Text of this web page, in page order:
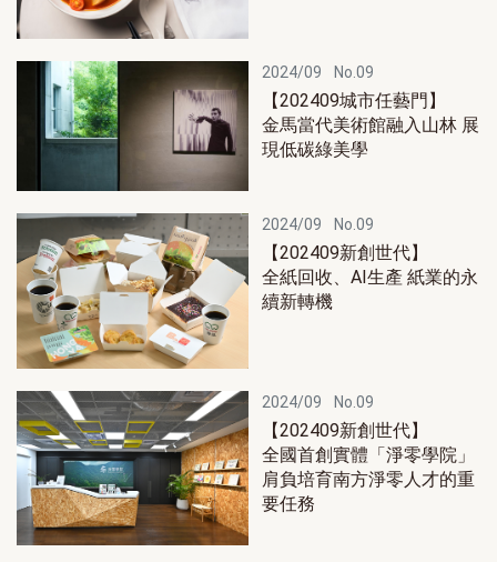
2024/09 No.09
【202409城市任藝門】
金馬當代美術館融入山林 展
現低碳綠美學
2024/09 No.09
【202409新創世代】
全紙回收、AI生產 紙業的永
續新轉機
2024/09 No.09
【202409新創世代】
全國首創實體「淨零學院」
肩負培育南方淨零人才的重
要任務